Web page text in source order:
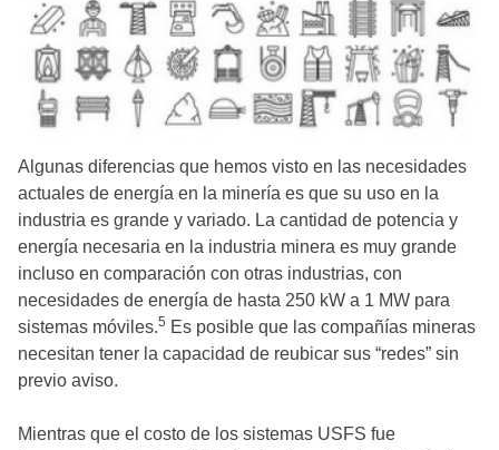
Algunas diferencias que hemos visto en las necesidades
actuales de energía en la minería es que su uso en la
industria es grande y variado. La cantidad de potencia y
energía necesaria en la industria minera es muy grande
incluso en comparación con otras industrias, con
necesidades de energía de hasta 250 kW a 1 MW para
sistemas móviles.5 Es posible que las compañías mineras
necesitan tener la capacidad de reubicar sus “redes” sin
previo aviso.
Mientras que el costo de los sistemas USFS fue